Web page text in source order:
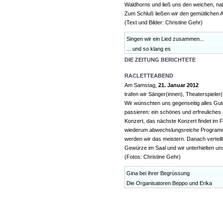
Waldhorns und ließ uns den weichen,
Zum Schluß ließen wir den gemütlichen
(Text und Bilder: Christine Gehr)
Singen wir ein Lied zusammen...
... und so klang es
DIE ZEITUNG BERICHTETE
RACLETTEABEND
Am Samstag, 21. Januar 2012
trafen wir Sänger(innen),
Wir wünschten uns gegenseitig alles
passieren: ein schönes und
Konzert, das nächste Konzert findet im
wiederum abwechslungsreiche
werden wir das meistern. Danach
Gewürze im Saal und wir unterhielten
(Fotos: Christine Gehr)
Gina bei ihrer Begrüssung
Die Organisatoren Beppo und Erika